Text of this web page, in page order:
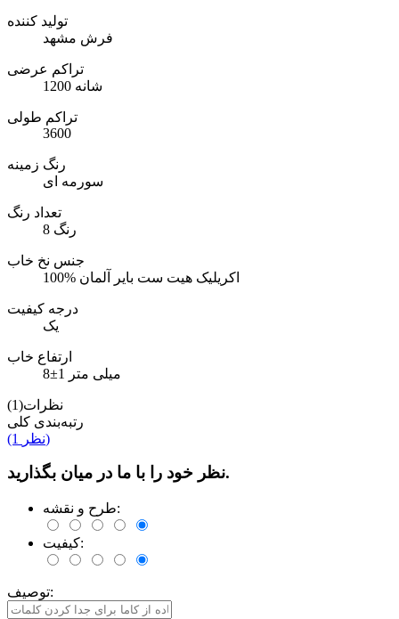
تولید کننده
فرش مشهد
تراکم عرضی
1200 شانه
تراکم طولی
3600
رنگ زمینه
سورمه ای
تعداد رنگ
8 رنگ
جنس نخ خاب
100% اکریلیک هیت ست بایر آلمان
درجه کیفیت
یک
ارتفاع خاب
8±1 میلی متر
نظرات(1)
رتبه‌بندی کلی
(1 نظر)
نظر خود را با ما در میان بگذارید.
طرح و نقشه:
کیفیت:
توصیف: